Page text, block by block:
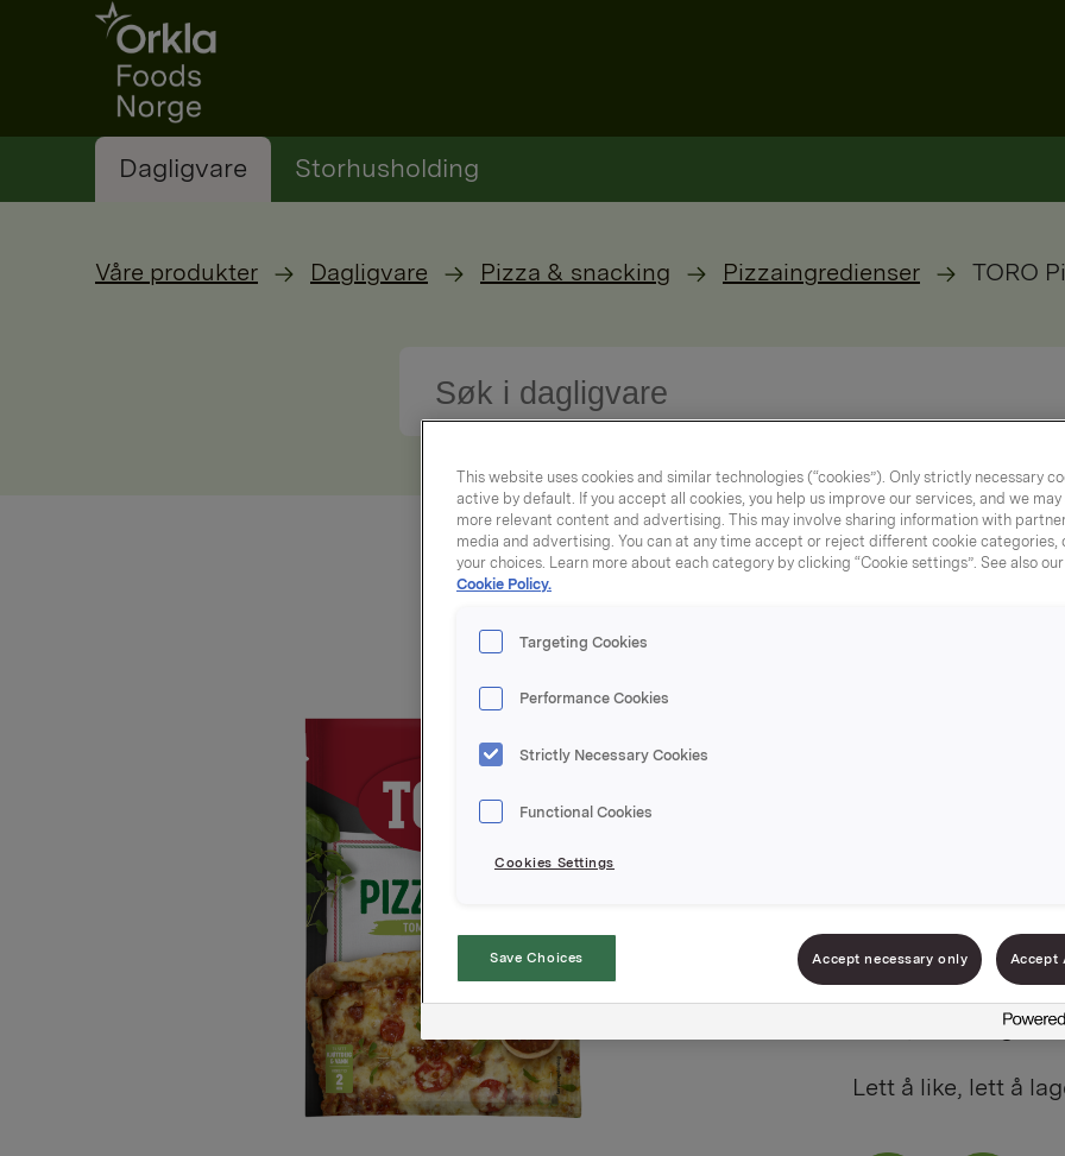
Go to frontpage
Dagligvare Storhusholding
Våre produkter Dagligvare Pizza & snacking Pizzaingredienser TORO
TORO
TORO Pizzafyll
liker klassiske
rund smak av
å like, lett å lage.
Lett å like, lett å
This website uses cookies and similar technologies (“cookies”). Only strictly necessary
active by default. If you accept all cookies, you help us improve our services, and we may
more relevant content and advertising. This may involve sharing information with
media and advertising. You can at any time accept or reject different cookie categories,
your choices. Learn more about each category by clicking “Cookie settings”. See also our
Cookie Policy.
Targeting Cookies
Performance Cookies
Strictly Necessary Cookies
Functional Cookies
Cookies Settings
Save Choices Accept necessary only Accept